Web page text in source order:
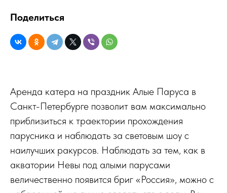
Поделиться
Аренда катера на праздник Алые Паруса в
Санкт-Петербурге позволит вам максимально
приблизиться к траектории прохождения
парусника и наблюдать за световым шоу с
наилучших ракурсов. Наблюдать за тем, как в
акватории Невы под алыми парусами
величественно появится бриг «Россия», можно с